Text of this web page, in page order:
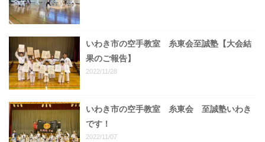
いわき市の空手教室 糸東会至誠塾【大会結
果のご報告】
2022/11/28
いわき市の空手教室 糸東会 至誠塾いわき
です！
2022/11/07